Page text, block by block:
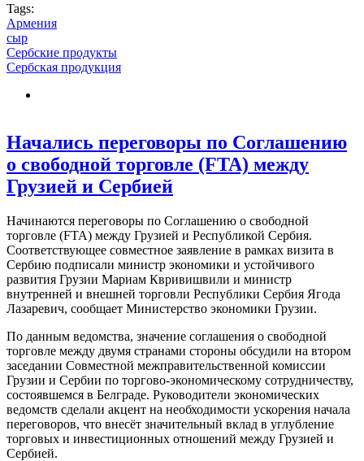
Tags:
Армения
сыр
Сербские продукты
Сербская продукция
Начались переговоры по Соглашению
о свободной торговле (FTA) между
Грузией и Сербией
Начинаются переговоры по Соглашению о свободной
торговле (FTA) между Грузией и Республикой Сербия.
Соответствующее совместное заявление в рамках визита в
Сербию подписали министр экономики и устойчивого
развития Грузии Мариам Квривишвили и министр
внутренней и внешней торговли Республики Сербия Ягода
Лазаревич, сообщает Министерство экономики Грузии.
По данным ведомства, значение соглашения о свободной
торговле между двумя странами стороны обсудили на втором
заседании Совместной межправительственной комиссии
Грузии и Сербии по торгово-экономическому сотрудничеству,
состоявшемся в Белграде. Руководители экономических
ведомств сделали акцент на необходимости ускорения начала
переговоров, что внесёт значительный вклад в углубление
торговых и инвестиционных отношений между Грузией и
Сербией.